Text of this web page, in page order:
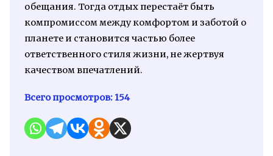
обещания. Тогда отдых перестаёт быть
компромиссом между комфортом и заботой о
планете и становится частью более
ответственного стиля жизни, не жертвуя
качеством впечатлений.
Всего просмотров:154